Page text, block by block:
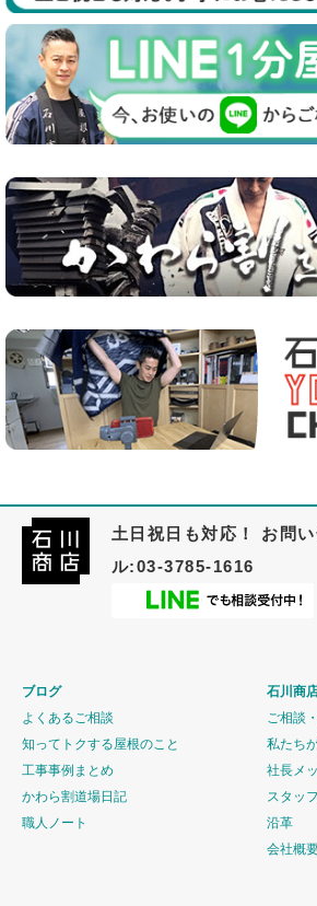
土日祝日も対応！ お問
ル:03-3785-1616
ブログ
よくあるご相談
知ってトクする屋根のこと
工事事例まとめ
かわら割道場日記
職人ノート
石川商
ご相談
私たち
社長メ
スタッ
沿革
会社概